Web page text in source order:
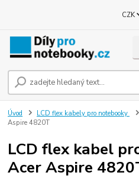
CZK
Úvod LCD flex kabely pro notebooky
Aspire 4820T
LCD flex kabel
Acer Aspire